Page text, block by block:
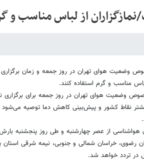
از لباس مناسب و
وضعیت هوای تهران در روز جمعه و زمان برگزاری
مناسب و گرم استفاده کنند.
وضعیت هوای تهران در روز جمعه برای برگزاری
نقاط کشور و پیش‌بینی کاهش دما توصیه می‌شود
هواشناسی از عصر چهارشنبه و طی روز پنجشنبه
رضوی، خراسان شمالی و جنوبی، نیمه شرقی
در تردد خواهد شد.